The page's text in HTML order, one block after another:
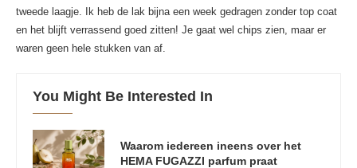
tweede laagje. Ik heb de lak bijna een week gedragen zonder top coat
en het blijft verrassend goed zitten! Je gaat wel chips zien, maar er
waren geen hele stukken van af.
You Might Be Interested In
Waarom iedereen ineens over het
HEMA FUGAZZI parfum praat